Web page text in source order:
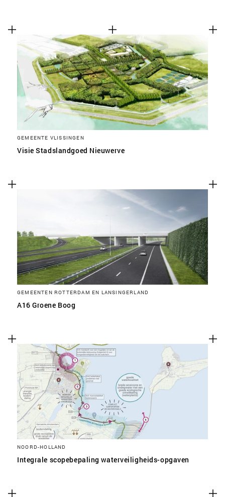
GEMEENTE VLISSINGEN
Visie Stadslandgoed Nieuwerve
GEMEENTEN ROTTERDAM EN LANSINGERLAND
A16 Groene Boog
NOORD-HOLLAND
Integrale scopebepaling waterveiligheids-opgaven